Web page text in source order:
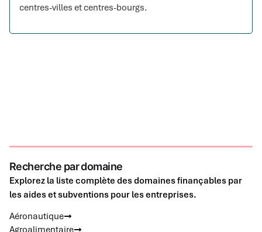
centres-villes et centres-bourgs.
Recherche par domaine
Explorez la liste complète des domaines finançables par
les aides et subventions pour les entreprises.
Aéronautique
Agroalimentaire